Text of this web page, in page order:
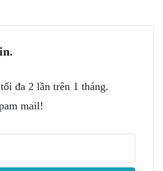
đa 2 lần trên 1 tháng.
mail!